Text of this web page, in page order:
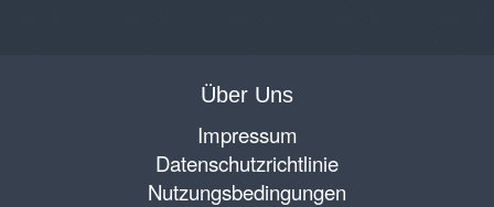
Über Uns
Impressum
Datenschutzrichtlinie
Nutzungsbedingungen